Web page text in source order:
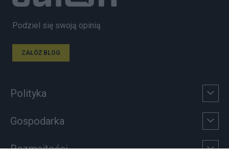
Podziel się swoją opinią
ZAŁÓŻ BLOG
Polityka
Gospodarka
Rozmaitości